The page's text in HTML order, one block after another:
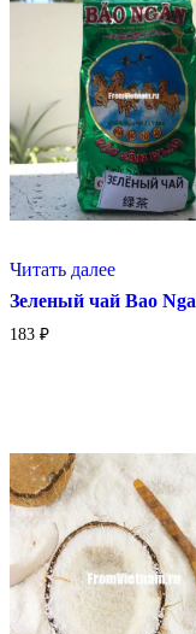
Читать далее
Зеленый чай Bao
183 ₽